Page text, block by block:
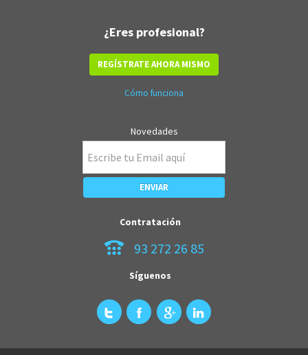
¿Eres profesional?
REGÍSTRATE AHORA MISMO
Cómo funciona
Novedades
Contratación
93 272 26 85
Síguenos